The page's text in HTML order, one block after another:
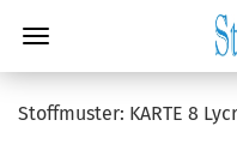
Stoffmuster: KARTE 8